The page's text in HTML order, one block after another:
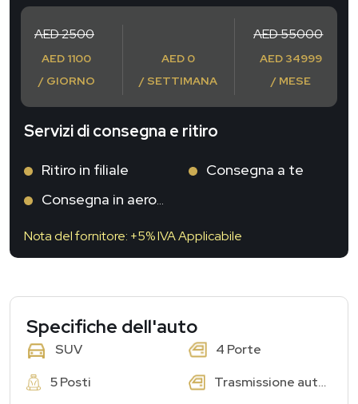
AED 2500
AED 1100
/ GIORNO
AED 0
/ SETTIMANA
AED 55000
AED 34999
/ MESE
Servizi di consegna e ritiro
Ritiro in filiale
Consegna a te
Consegna in aeroporto
Nota del fornitore: +5% IVA Applicabile
Specifiche dell'auto
SUV
4 Porte
5 Posti
Trasmissione automatica